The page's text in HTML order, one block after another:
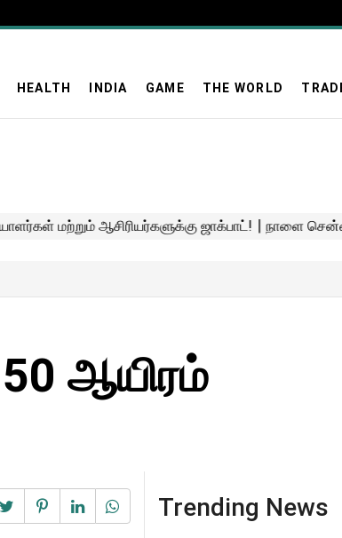
HEALTH INDIA GAME THE WORLD
ஆயிரம்
Trending News